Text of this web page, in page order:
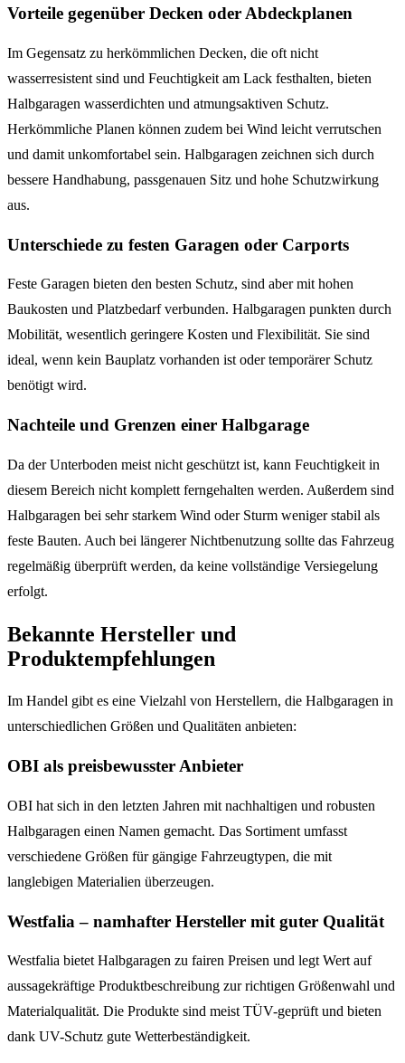
Vorteile gegenüber Decken oder Abdeckplanen
Im Gegensatz zu herkömmlichen Decken, die oft nicht
wasserresistent sind und Feuchtigkeit am Lack festhalten, bieten
Halbgaragen wasserdichten und atmungsaktiven Schutz.
Herkömmliche Planen können zudem bei Wind leicht verrutschen
und damit unkomfortabel sein. Halbgaragen zeichnen sich durch
bessere Handhabung, passgenauen Sitz und hohe Schutzwirkung
aus.
Unterschiede zu festen Garagen oder Carports
Feste Garagen bieten den besten Schutz, sind aber mit hohen
Baukosten und Platzbedarf verbunden. Halbgaragen punkten durch
Mobilität, wesentlich geringere Kosten und Flexibilität. Sie sind
ideal, wenn kein Bauplatz vorhanden ist oder temporärer Schutz
benötigt wird.
Nachteile und Grenzen einer Halbgarage
Da der Unterboden meist nicht geschützt ist, kann Feuchtigkeit in
diesem Bereich nicht komplett ferngehalten werden. Außerdem sind
Halbgaragen bei sehr starkem Wind oder Sturm weniger stabil als
feste Bauten. Auch bei längerer Nichtbenutzung sollte das Fahrzeug
regelmäßig überprüft werden, da keine vollständige Versiegelung
erfolgt.
Bekannte Hersteller und
Produktempfehlungen
Im Handel gibt es eine Vielzahl von Herstellern, die Halbgaragen in
unterschiedlichen Größen und Qualitäten anbieten:
OBI als preisbewusster Anbieter
OBI hat sich in den letzten Jahren mit nachhaltigen und robusten
Halbgaragen einen Namen gemacht. Das Sortiment umfasst
verschiedene Größen für gängige Fahrzeugtypen, die mit
langlebigen Materialien überzeugen.
Westfalia – namhafter Hersteller mit guter Qualität
Westfalia bietet Halbgaragen zu fairen Preisen und legt Wert auf
aussagekräftige Produktbeschreibung zur richtigen Größenwahl und
Materialqualität. Die Produkte sind meist TÜV-geprüft und bieten
dank UV-Schutz gute Wetterbeständigkeit.